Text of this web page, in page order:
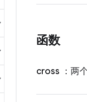
函数
cross ：两